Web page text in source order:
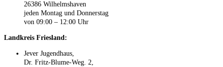
26386 Wilhelmshaven
jeden Montag und Donnerstag
von 09:00 – 12:00 Uhr
Landkreis Friesland:
Jever Jugendhaus,
Dr. Fritz-Blume-Weg. 2,